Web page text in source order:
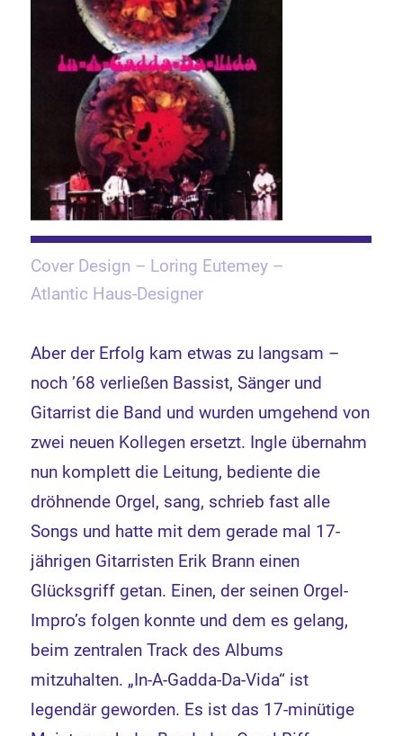
Cover Design – Loring Eutemey –
Atlantic Haus-Designer
Aber der Erfolg kam etwas zu langsam –
noch ’68 verließen Bassist, Sänger und
Gitarrist die Band und wurden umgehend von
zwei neuen Kollegen ersetzt. Ingle übernahm
nun komplett die Leitung, bediente die
dröhnende Orgel, sang, schrieb fast alle
Songs und hatte mit dem gerade mal 17-
jährigen Gitarristen Erik Brann einen
Glücksgriff getan. Einen, der seinen Orgel-
Impro’s folgen konnte und dem es gelang,
beim zentralen Track des Albums
mitzuhalten. „In-A-Gadda-Da-Vida“ ist
legendär geworden. Es ist das 17-minütige